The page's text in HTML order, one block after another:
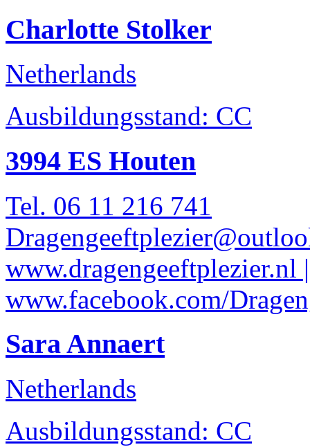
Charlotte Stolker
Netherlands
Ausbildungsstand: CC
3994 ES Houten
Tel. 06 11 216 741
www.dragengeeftplezier.nl |
www.facebook.com/
Sara Annaert
Netherlands
Ausbildungsstand: CC